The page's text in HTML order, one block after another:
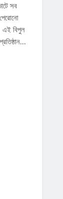
সব
এই বিপুল